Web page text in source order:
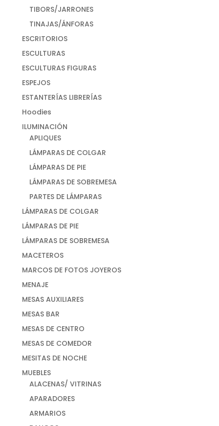
TIBORS/JARRONES
TINAJAS/ÁNFORAS
ESCRITORIOS
ESCULTURAS
ESCULTURAS FIGURAS
ESPEJOS
ESTANTERÍAS LIBRERÍAS
Hoodies
ILUMINACIÓN
APLIQUES
LÁMPARAS DE COLGAR
LÁMPARAS DE PIE
LÁMPARAS DE SOBREMESA
PARTES DE LÁMPARAS
LÁMPARAS DE COLGAR
LÁMPARAS DE PIE
LÁMPARAS DE SOBREMESA
MACETEROS
MARCOS DE FOTOS JOYEROS
MENAJE
MESAS AUXILIARES
MESAS BAR
MESAS DE CENTRO
MESAS DE COMEDOR
MESITAS DE NOCHE
MUEBLES
ALACENAS/ VITRINAS
APARADORES
ARMARIOS